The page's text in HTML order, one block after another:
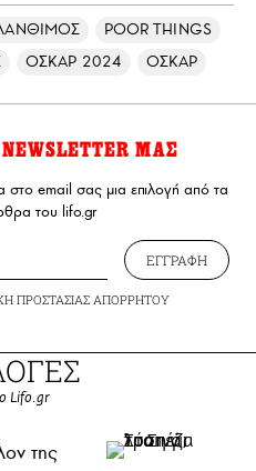
POOR THINGS
ΟΣΚΑΡ 2024 ΟΣΚΑΡ
ΜΑΣ
στο email σας μια επιλογή από τα
του lifo.gr
ΕΓΓΡΑΦΗ
ΠΡΟΣΤΑΣΙΑΣ ΑΠΟΡΡΗΤΟΥ
Lifo.gr
της